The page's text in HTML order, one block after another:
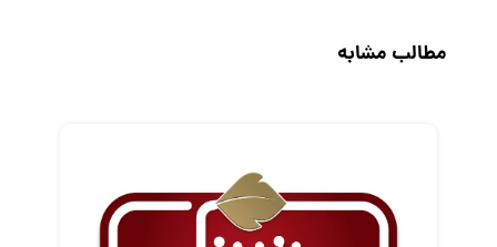
رزومه
گزارش‌های آماری
مطالب مشابه